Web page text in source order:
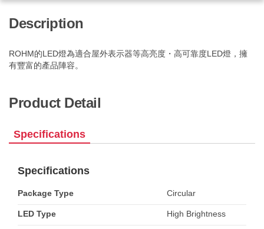
Description
ROHM的LED燈為適合屋外表示器等高亮度・高可靠度LED燈，擁
有豐富的產品陣容。
Product Detail
Specifications
Specifications
Package Type Circular
LED Type High Brightness